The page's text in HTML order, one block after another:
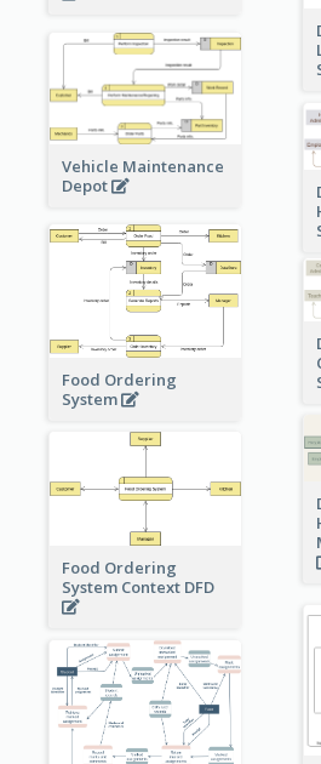
Vehicle Maintenance
Depot
Food Ordering
System
Food Ordering
System Context DFD